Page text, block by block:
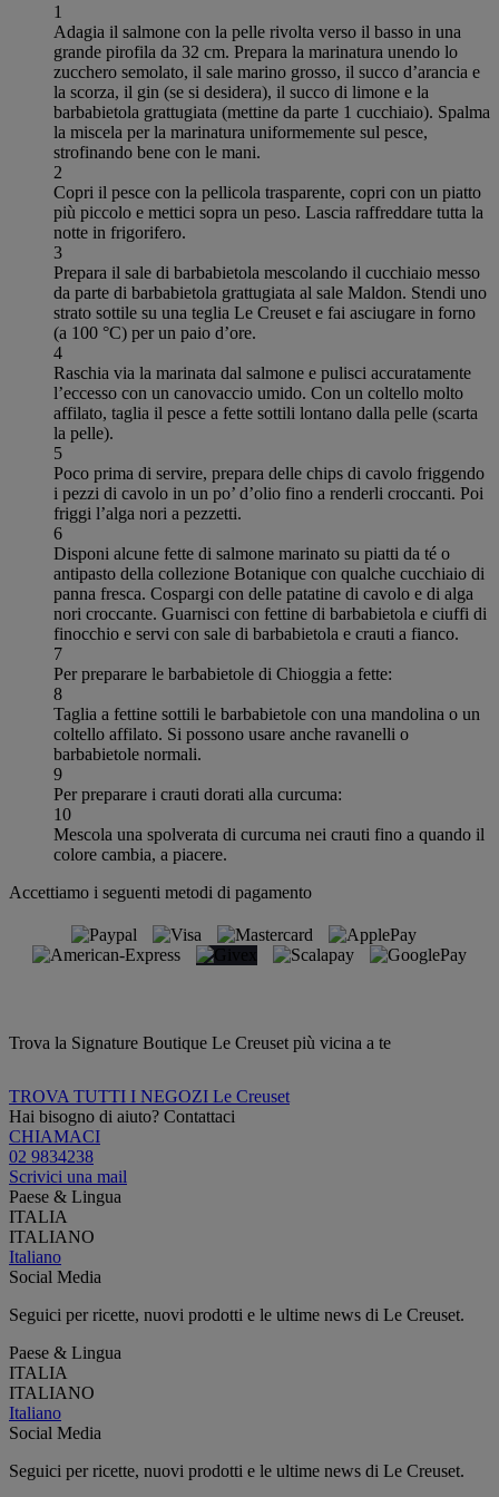
1
Adagia il salmone con la pelle rivolta verso il basso in una
grande pirofila da 32 cm. Prepara la marinatura unendo lo
zucchero semolato, il sale marino grosso, il succo d’arancia e
la scorza, il gin (se si desidera), il succo di limone e la
barbabietola grattugiata (mettine da parte 1 cucchiaio). Spalma
la miscela per la marinatura uniformemente sul pesce,
strofinando bene con le mani.
2
Copri il pesce con la pellicola trasparente, copri con un piatto
più piccolo e mettici sopra un peso. Lascia raffreddare tutta la
notte in frigorifero.
3
Prepara il sale di barbabietola mescolando il cucchiaio messo
da parte di barbabietola grattugiata al sale Maldon. Stendi uno
strato sottile su una teglia Le Creuset e fai asciugare in forno
(a 100 °C) per un paio d’ore.
4
Raschia via la marinata dal salmone e pulisci accuratamente
l’eccesso con un canovaccio umido. Con un coltello molto
affilato, taglia il pesce a fette sottili lontano dalla pelle (scarta
la pelle).
5
Poco prima di servire, prepara delle chips di cavolo friggendo
i pezzi di cavolo in un po’ d’olio fino a renderli croccanti. Poi
friggi l’alga nori a pezzetti.
6
Disponi alcune fette di salmone marinato su piatti da té o
antipasto della collezione Botanique con qualche cucchiaio di
panna fresca. Cospargi con delle patatine di cavolo e di alga
nori croccante. Guarnisci con fettine di barbabietola e ciuffi di
finocchio e servi con sale di barbabietola e crauti a fianco.
7
Per preparare le barbabietole di Chioggia a fette:
8
Taglia a fettine sottili le barbabietole con una mandolina o un
coltello affilato. Si possono usare anche ravanelli o
barbabietole normali.
9
Per preparare i crauti dorati alla curcuma:
10
Mescola una spolverata di curcuma nei crauti fino a quando il
colore cambia, a piacere.
Accettiamo i seguenti metodi di pagamento
Trova la Signature Boutique Le Creuset più vicina a te
TROVA TUTTI I NEGOZI Le Creuset
Hai bisogno di aiuto? Contattaci
CHIAMACI
02 9834238
Scrivici una mail
Paese & Lingua
ITALIA
ITALIANO
Italiano
Social Media
Seguici per ricette, nuovi prodotti e le ultime news di Le Creuset.
Paese & Lingua
ITALIA
ITALIANO
Italiano
Social Media
Seguici per ricette, nuovi prodotti e le ultime news di Le Creuset.